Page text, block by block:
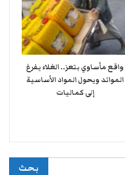
واقع مأساوي بتعز.. الغلاء يفرغ
الموائد ويحول المواد الأساسية
إلى كماليات